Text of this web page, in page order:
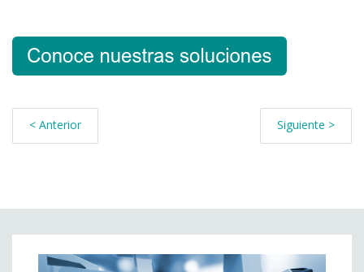
< Anterior Siguiente >